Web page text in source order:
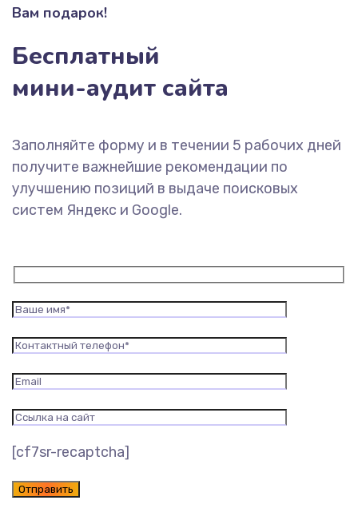
Вам подарок!
Бесплатный
мини-аудит сайта
Заполняйте форму и в течении 5 рабочих дней
получите важнейшие рекомендации по
улучшению позиций в выдаче поисковых
систем Яндекс и Google.
[cf7sr-recaptcha]